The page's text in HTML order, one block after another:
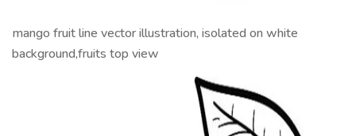
mango fruit line vector illustration, isolated on white
background,fruits top view